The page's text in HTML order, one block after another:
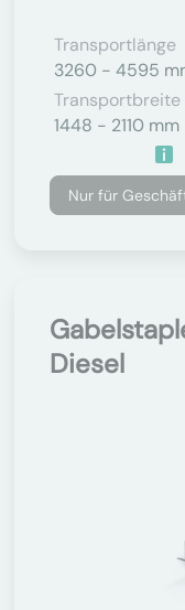
Transportlänge
3260 - 4595
Transportbreite
1448 - 2110 mm
Nur für
Diesel